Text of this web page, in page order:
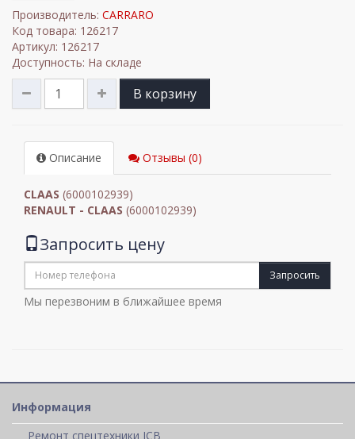
Производитель: CARRARO
Код товара: 126217
Артикул: 126217
Доступность: На складе
В корзину
Описание Отзывы (0)
CLAAS (6000102939)
RENAULT - CLAAS (6000102939)
Запросить цену
Запросить
Мы перезвоним в ближайшее время
Информация
Ремонт спецтехники JCB